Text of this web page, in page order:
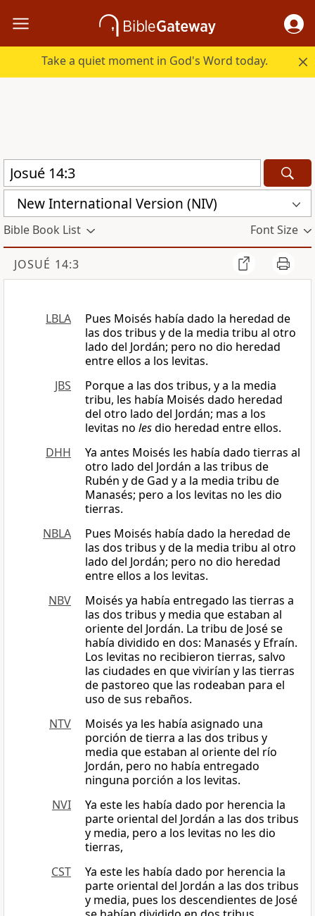
Take a quiet moment in God's Word today.
New International Version (NIV)
Bible Book List Font Size
JOSUÉ 14:3
LBLA
Pues Moisés había dado la heredad de
las dos tribus y de la media tribu al otro
lado del Jordán; pero no dio heredad
entre ellos a los levitas.
JBS
Porque a las dos tribus, y a la media
tribu, les había Moisés dado heredad
del otro lado del Jordán; mas a los
levitas no lesdio heredad entre ellos.
DHH
Ya antes Moisés les había dado tierras al
otro lado del Jordán a las tribus de
Rubén y de Gad y a la media tribu de
Manasés; pero a los levitas no les dio
tierras.
NBLA
Pues Moisés había dado la heredad de
las dos tribus y de la media tribu al otro
lado del Jordán; pero no dio heredad
entre ellos a los levitas.
NBV
Moisés ya había entregado las tierras a
las dos tribus y media que estaban al
oriente del Jordán. La tribu de José se
había dividido en dos: Manasés y Efraín.
Los levitas no recibieron tierras, salvo
las ciudades en que vivirían y las tierras
de pastoreo que las rodeaban para el
uso de sus rebaños.
NTV
Moisés ya les había asignado una
porción de tierra a las dos tribus y
media que estaban al oriente del río
Jordán, pero no había entregado
ninguna porción a los levitas.
NVI
Ya este les había dado por herencia la
parte oriental del Jordán a las dos tribus
y media, pero a los levitas no les dio
tierras,
CST
Ya este les había dado por herencia la
parte oriental del Jordán a las dos tribus
y media, pues los descendientes de José